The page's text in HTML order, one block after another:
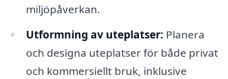
miljöpåverkan.
Utformning av uteplatser: Planera
och designa uteplatser för både privat
och kommersiellt bruk, inklusive